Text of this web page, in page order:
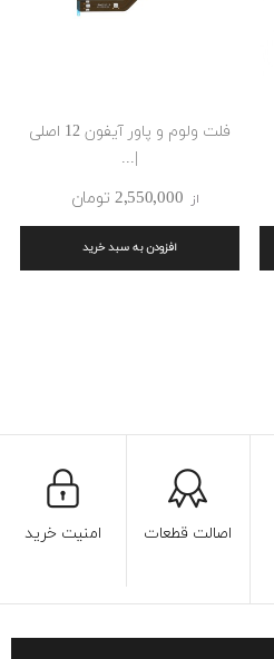
فلت ولوم و پاور آیفون 12 اصلی
|...
از 2٬550٬000 ‎تومان
افزودن به سبد خرید
اصالت قطعات امنیت خرید